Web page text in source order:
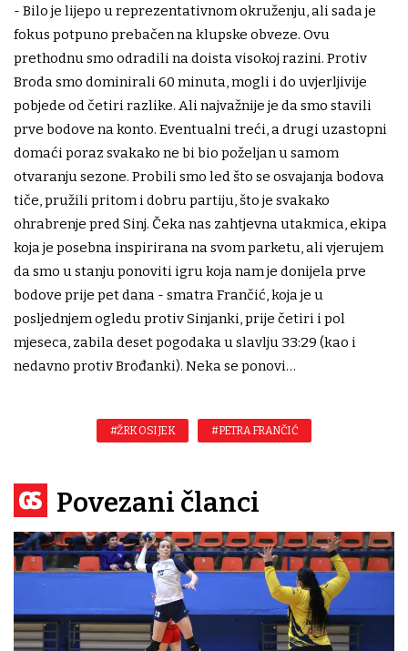
- Bilo je lijepo u reprezentativnom okruženju, ali sada je
fokus potpuno prebačen na klupske obveze. Ovu
prethodnu smo odradili na doista visokoj razini. Protiv
Broda smo dominirali 60 minuta, mogli i do uvjerljivije
pobjede od četiri razlike. Ali najvažnije je da smo stavili
prve bodove na konto. Eventualni treći, a drugi uzastopni
domaći poraz svakako ne bi bio poželjan u samom
otvaranju sezone. Probili smo led što se osvajanja bodova
tiče, pružili pritom i dobru partiju, što je svakako
ohrabrenje pred Sinj. Čeka nas zahtjevna utakmica, ekipa
koja je posebna inspirirana na svom parketu, ali vjerujem
da smo u stanju ponoviti igru koja nam je donijela prve
bodove prije pet dana - smatra Frančić, koja je u
posljednjem ogledu protiv Sinjanki, prije četiri i pol
mjeseca, zabila deset pogodaka u slavlju 33:29 (kao i
nedavno protiv Brođanki). Neka se ponovi…
#ŽRK OSIJEK #PETRA FRANČIĆ
Povezani članci